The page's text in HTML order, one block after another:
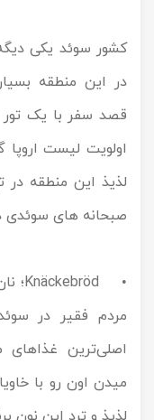
کشور سوئد یکی
در این منطقه
قصد سفر با یک تور
اولویت لیست
لذیذ این منطقه در
صبحانه‌ های سوئدی
مردم فقیر در
اصلی‌ترین
میدن اون رو با